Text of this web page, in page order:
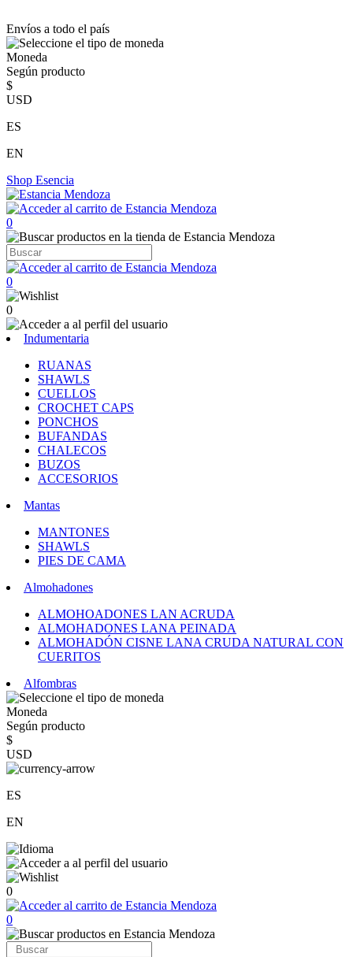
Envíos a todo el país
Moneda
Según producto
$
USD
ES
EN
Shop Esencia
0
0
0
Indumentaria
RUANAS
SHAWLS
CUELLOS
CROCHET CAPS
PONCHOS
BUFANDAS
CHALECOS
BUZOS
ACCESORIOS
Mantas
MANTONES
SHAWLS
PIES DE CAMA
Almohadones
ALMOHOADONES LAN ACRUDA
ALMOHADONES LANA PEINADA
ALMOHADÓN CISNE LANA CRUDA NATURAL CON
CUERITOS
Alfombras
Moneda
Según producto
$
USD
ES
EN
0
0